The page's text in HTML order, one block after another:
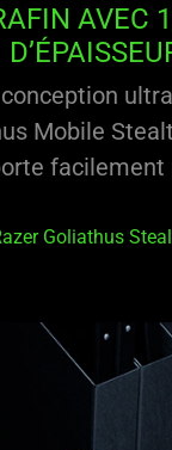
AVEC
Mobile
facilement
Goliathus